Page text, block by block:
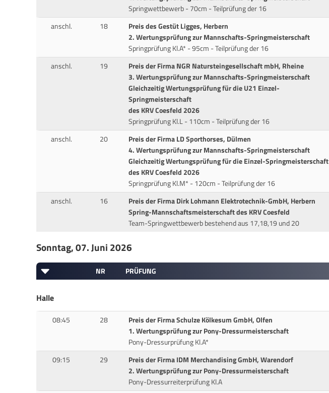
Springwettbewerb - 70cm - Teilprüfung der 16
anschl. 18
Preis des Gestüt Ligges, Herbern
2. Wertungsprüfung zur Mannschafts-Springmeisterschaft
Springprüfung Kl.A* - 95cm - Teilprüfung der 16
anschl. 19
Preis der Firma NGR Natursteingesellschaft mbH, Rheine
3. Wertungsprüfung zur Mannschafts-Springmeisterschaft
Gleichzeitig Wertungsprüfung für die U21 Einzel-
Springmeisterschaft
des KRV Coesfeld 2026
Springprüfung Kl.L - 110cm - Teilprüfung der 16
anschl. 20
Preis der Firma LD Sporthorses, Dülmen
4. Wertungsprüfung zur Mannschafts-Springmeisterschaft
Gleichzeitig Wertungsprüfung für die Einzel-Springmeisterschaft
des KRV Coesfeld 2026
Springprüfung Kl.M* - 120cm - Teilprüfung der 16
anschl. 16
Preis der Firma Dirk Lohmann Elektrotechnik-GmbH, Herbern
Spring-Mannschaftsmeisterschaft des KRV Coesfeld
Team-Springwettbewerb bestehend aus 17,18,19 und 20
Sonntag, 07. Juni 2026
NR PRÜFUNG
Halle
08:45 28
Preis der Firma Schulze Kölkesum GmbH, Olfen
1. Wertungsprüfung zur Pony-Dressurmeisterschaft
Pony-Dressurprüfung Kl.A*
09:15 29
Preis der Firma IDM Merchandising GmbH, Warendorf
2. Wertungsprüfung zur Pony-Dressurmeisterschaft
Pony-Dressurreiterprüfung Kl.A